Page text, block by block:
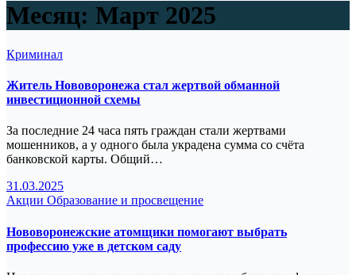
Месяц: Март 2025
Криминал
Житель Нововоронежа стал жертвой обманной
инвестиционной схемы
За последние 24 часа пять граждан стали жертвами
мошенников, а у одного была украдена сумма со счёта
банковской карты. Общий…
31.03.2025
Акции Образование и просвещение
Нововоронежские атомщики помогают выбрать
профессию уже в детском саду